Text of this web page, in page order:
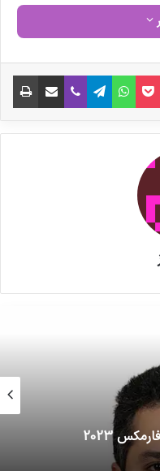
ایستاده است؛
هر آنچه را
کرده‌اند. هوش
پیشرفته، حوزه‌ای
بود، امروز به
نه بیم‌آورند و
که آینده را دیگر
تولید
شیمیایی و
‫Odnoklassniki پاکت واتس آپ تلگرام وایبر اشتراک گذاری از طریق ایمیل